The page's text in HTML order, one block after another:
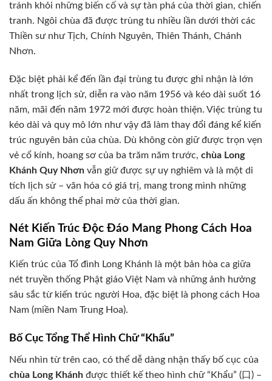
tránh khỏi những biến cố và sự tàn phá của thời gian, chiến
tranh. Ngôi chùa đã được trùng tu nhiều lần dưới thời các
Thiền sư như Tịch, Chính Nguyên, Thiên Thánh, Chánh
Nhơn.
Đặc biệt phải kể đến lần đại trùng tu được ghi nhận là lớn
nhất trong lịch sử, diễn ra vào năm 1956 và kéo dài suốt 16
năm, mãi đến năm 1972 mới được hoàn thiện. Việc trùng tu
kéo dài và quy mô lớn như vậy đã làm thay đổi đáng kể kiến
trúc nguyên bản của chùa. Dù không còn giữ được trọn vẹn
vẻ cổ kính, hoang sơ của ba trăm năm trước, chùa Long
Khánh Quy Nhơn vẫn giữ được sự uy nghiêm và là một di
tích lịch sử – văn hóa có giá trị, mang trong mình những
dấu ấn không thể phai mờ của thời gian.
Nét Kiến Trúc Độc Đáo Mang Phong Cách Hoa
Nam Giữa Lòng Quy Nhơn
Kiến trúc của Tổ đình Long Khánh là một bản hòa ca giữa
nét truyền thống Phật giáo Việt Nam và những ảnh hưởng
sâu sắc từ kiến trúc người Hoa, đặc biệt là phong cách Hoa
Nam (miền Nam Trung Hoa).
Bố Cục Tổng Thể Hình Chữ “Khẩu”
Nếu nhìn từ trên cao, có thể dễ dàng nhận thấy bố cục của
chùa Long Khánh được thiết kế theo hình chữ “Khẩu” (口) –